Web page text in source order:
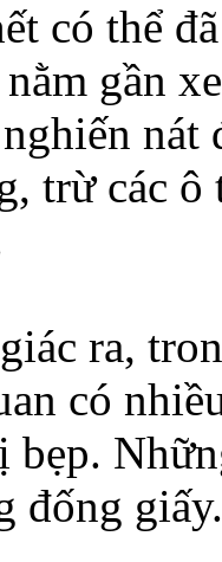
có thể
gần
trừ các
ra,
có
bẹp.
đống giấy.